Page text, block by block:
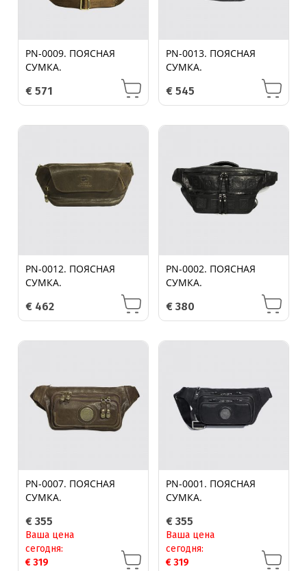
PN-0009. ПОЯСНАЯ
СУМКА.
€ 571
PN-0013. ПОЯСНАЯ
СУМКА.
€ 545
PN-0012. ПОЯСНАЯ
СУМКА.
€ 462
PN-0002. ПОЯСНАЯ
СУМКА.
€ 380
PN-0007. ПОЯСНАЯ
СУМКА.
€ 355
Ваша цена
сегодня:
€319
PN-0001. ПОЯСНАЯ
СУМКА.
€ 355
Ваша цена
сегодня:
€319